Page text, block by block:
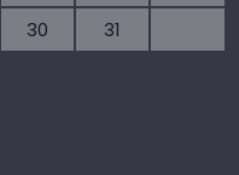
30
31